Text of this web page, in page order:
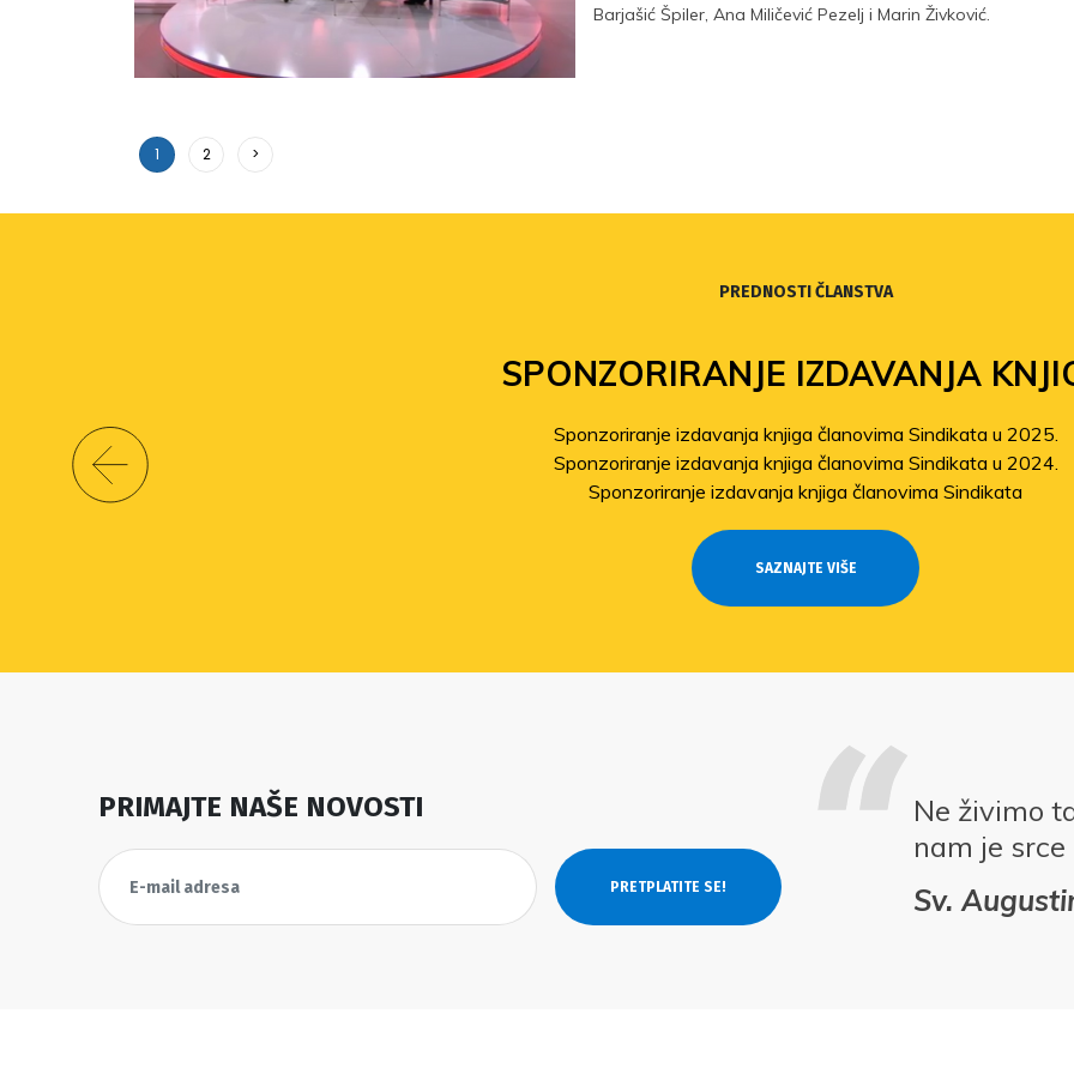
Barjašić Špiler, Ana Miličević Pezelj i Marin Živković.
1 2 >
PREDNOSTI ČLANSTVA
SPONZORIRANJE IZDAVANJA
Sponzoriranje izdavanja knjiga članovima Sindikata u 2025.
Sponzoriranje izdavanja knjiga članovima Sindikata u 2024.
Sponzoriranje izdavanja knjiga članovima Sindikata
SAZNAJTE VIŠE
PRIMAJTE NAŠE NOVOSTI
Ne živimo
nam je srce
Sv.